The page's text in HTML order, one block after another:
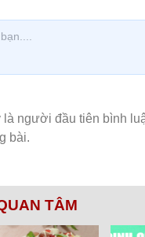
TÂM